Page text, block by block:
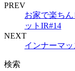
PREV
お家で楽ち
ットIR#14
NEXT
インナーマ
検索